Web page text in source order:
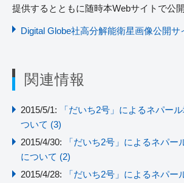
提供するとともに随時本Webサイトで公開
Digital Globe社高分解能衛星画像公開サ
関連情報
2015/5/1:
「だいち2号」によるネパー
ついて (3)
2015/4/30:
「だいち2号」によるネパー
について (2)
2015/4/28:
「だいち2号」によるネパー